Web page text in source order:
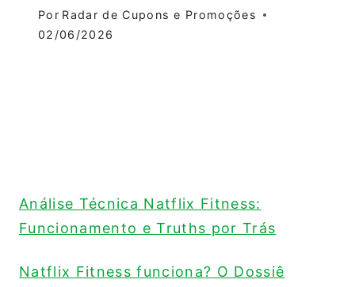
Por Radar de Cupons e Promoções
02/06/2026
Análise Técnica Natflix Fitness:
Funcionamento e Truths por Trás
Natflix Fitness funciona? O Dossiê